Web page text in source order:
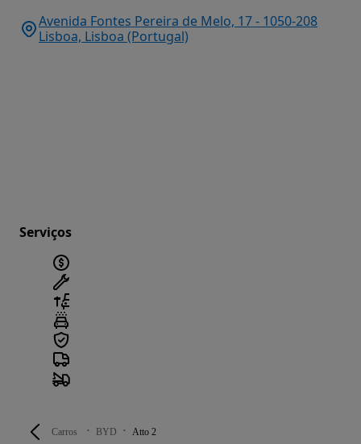
Carros BYD Atto 2
Avenida Fontes Pereira de Melo, 17 - 1050-208
Lisboa, Lisboa (Portugal)
Serviços